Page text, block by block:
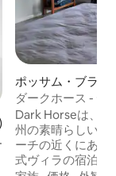
件、5つ星中4.92つ
ポッサム・ブラッ
グハウス
ダークホース - デ
馬に優しい
Dark Horseは、
州の素晴らしいバ
ーチの近くにある
式ヴィラの宿泊施設です。